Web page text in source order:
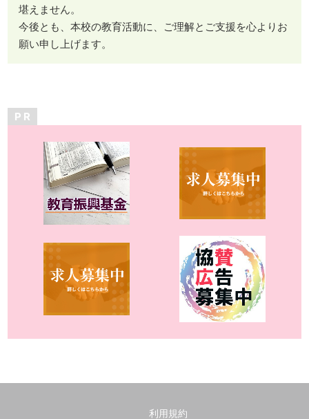
堪えません。
今後とも、本校の教育活動に、ご理解とご支援を心よりお
願い申し上げます。
P R
利用規約